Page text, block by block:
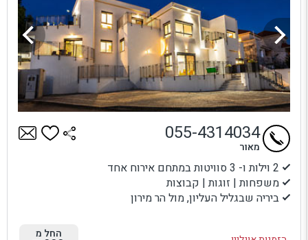
2 וילות ו- 3 סוויטות במתחם אירוח אחד
משפחות | זוגות | קבוצות
ביריה שבגליל העליון, מול הר מירון
055-4314034
מאור
החל מ